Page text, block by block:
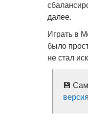
далее.
Играть в
было
не стал
💾
версия